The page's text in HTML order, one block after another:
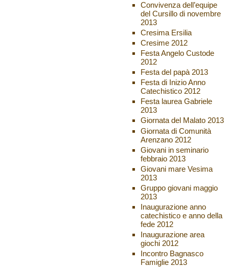
Convivenza dell’equipe
del Cursillo di novembre
2013
Cresima Ersilia
Cresime 2012
Festa Angelo Custode
2012
Festa del papà 2013
Festa di Inizio Anno
Catechistico 2012
Festa laurea Gabriele
2013
Giornata del Malato 2013
Giornata di Comunità
Arenzano 2012
Giovani in seminario
febbraio 2013
Giovani mare Vesima
2013
Gruppo giovani maggio
2013
Inaugurazione anno
catechistico e anno della
fede 2012
Inaugurazione area
giochi 2012
Incontro Bagnasco
Famiglie 2013